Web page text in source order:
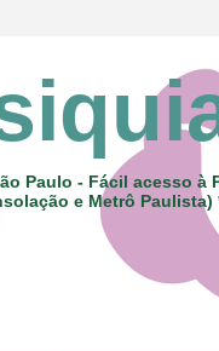
Paulo - Fácil acesso à
e Metrô